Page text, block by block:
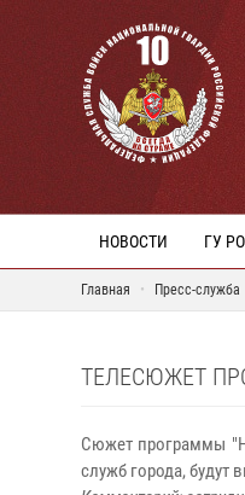
НОВОСТИ ГУ
Главная Пресс-служба
ТЕЛЕСЮЖЕТ
Сюжет программы
служб города,